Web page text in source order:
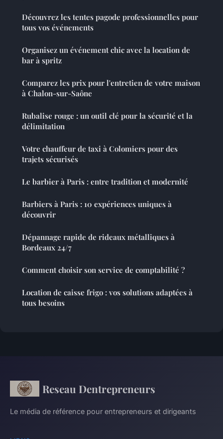
Découvrez les tentes pagode professionnelles pour
tous vos événements
Organisez un événement chic avec la location de
bar à spritz
Comparez les prix pour l'entretien de votre maison
à Chalon-sur-Saône
Rubalise rouge : un outil clé pour la sécurité et la
délimitation
Votre chauffeur de taxi à Colomiers pour des
trajets sécurisés
Le barbier à Paris : entre tradition et modernité
Barbiers à Paris : 10 expériences uniques à
découvrir
Dépannage rapide de rideaux métalliques à
Bordeaux 24/7
Comment choisir son service de comptabilité ?
Location de caisse frigo : vos solutions adaptées à
tous besoins
Reseau Dentrepreneurs
Le média de référence pour entrepreneurs et dirigeants